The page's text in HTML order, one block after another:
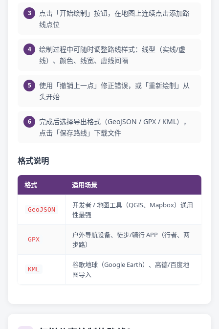
点击「开始绘制」按钮，在地图上连续点击添加路
线点位
绘制过程中可随时调整路线样式：线型（实线/虚
线）、颜色、线宽、虚线间隔
使用「撤销上一点」修正错误，或「重新绘制」从
头开始
完成后选择导出格式（GeoJSON / GPX / KML），
点击「保存路线」下载文件
格式说明
格式 适用场景
GeoJSON
开发者 / 地图工具（QGIS、Mapbox）通用
性最强
GPX
户外导航设备、徒步/骑行 APP（行者、两
步路）
KML
谷歌地球（Google Earth）、高德/百度地
图导入